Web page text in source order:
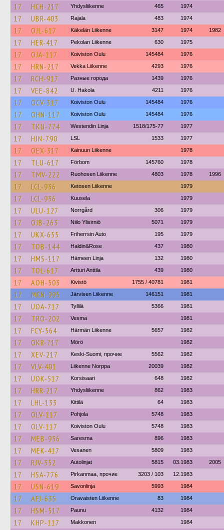
17 HCH-217 Yhdysliikenne 465 1974
17 UBR-403 Rajala 483 1974
17 OJL-617 Käkelän Liikenne 3147 1974 1982
17 HER-417 Pekolan Liikenne 630 1975
17 OJA-117 Koiviston Oulu 145484 1976
17 HRN-217 Vekka Liikenne 4293 1976
17 RCH-917 Разные города 1439 1976
17 VEE-842 U. Hakola 4211 1976
17 OCV-317 Koiviston Oulu 145484 1976
17 OHN-117 Koiviston Oulu 145484 1976
17 TKU-774 Westendin Linja 1518/175-77 1977
17 HJN-790 LSL 1533 1977
17 OEX-317 Kainuun Liikenne 1978
17 TLU-617 Förbom 145760 1978
17 TMV-222 Ruohosen Liikenne 4803 1978 1996
17 LCL-936 Ketosen Liikenne 1979
17 LCL-936 Kuusela 1979
17 ULU-127 Norrgård 306 1979
17 OJB-263 Niilo Ylisirniö 5071 1979
17 UKX-655 Friherrsin Auto 195 1979
17 TOB-144 Haldin&Rose 437 1980
17 HMS-117 Hämeen Linja 132 1980
17 TOL-617 Artturi Anttila 439 1980
17 AOH-503 Kivistö 1755 / 40781 1981
17 MCN-995 Järvisen Liikenne 146151 1981
17 UOA-717 Tyllilä 5366 1981
17 TRO-202 Vesma 1981
17 FCY-564 Härmän Liikenne 5657 1982
17 OKR-717 Mörö 1982
17 XEV-217 Keski-Suomi, прочие 5562 1982
17 VLV-401 Liikenne Norppa 20039 1982
17 UOK-517 Korsisaari 648 1982
17 HRR-217 Yhdysliikenne 862 1983
17 LHL-133 Kittilä 64 1983
17 OLV-117 Pohjola 5748 1983
17 OLV-117 Koiviston Oulu 5748 1983
17 MEB-936 Saresma 896 1983
17 MEK-417 Vesanen 5809 1983
17 RJV-352 Autolinjat 5815 03.1983 2005
17 HSA-776 Pirkanmaa, прочие 3203 / 103 12.1983
17 USN-619 Savonlinja 5993 1984
17 AFJ-635 Oravaisten Liikenne 83 1984
17 HSM-517 Paunu 4132 1984
17 KHP-117 Makkonen 1984